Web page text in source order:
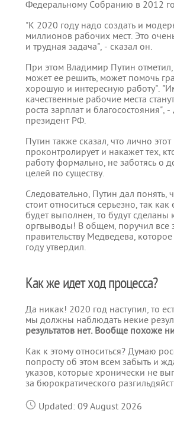
Федеральному Собранию в 2012
"К 2020 году надо создать и
миллионов рабочих мест. Это
и трудная задача", - сказал он.
При этом Владимир Путин отметил,
может ее решить, может помочь
хорошую и интересную работу".
качественные рабочие места
роста зарплат и благосостояния",
президент РФ.
Путин также сказал, что лично
проконтролирует и накажет тех,
работу формально, не заботясь о
целей по существу.
Следовательно, Путин дал понять,
стоит относиться серьезно, так как
будет выполнен, то будут сделаны
оргвыводы! В общем, поручил все
правительству Медведева,
году утвердил.
Как же идет ход процесса?
Да никак! 2020 год наступил, то
мы должны наблюдать некие
результатов нет. Вообще похоже
Как к этому относиться? Думаю
попросту об этом всем забыть и
указов, которые хронически не
за бюрократического
Updated: 09 August 2026